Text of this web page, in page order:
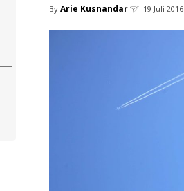
By Arie Kusnandar 19 Juli 2016